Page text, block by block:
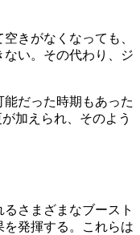
きがなくなっても、
い。その代わり、ジ
だった時期もあった
が加えられ、そのよう
さまざまなブースト
発揮する。これらは